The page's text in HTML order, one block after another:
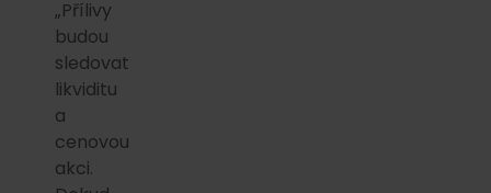
„Přílivy
budou
sledovat
likviditu
a
cenovou
akci.